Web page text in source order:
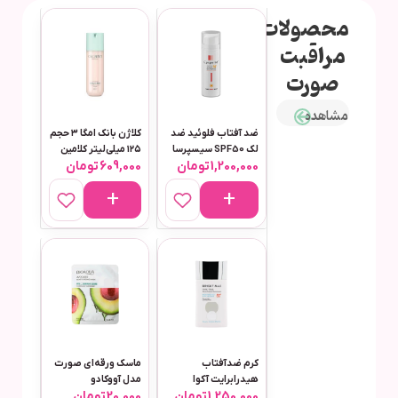
محصولات
مراقبت
صورت
مشاهده
ضد آفتاب فلوئید ضد
لک SPF50 سیسپرسا
50 میلی‌لیتر پمپی
1,200,000تومان
کلاژن بانک امگا ۳ حجم
۱۲۵ میلی‌لیتر کلامین
609,000تومان
کرم ضدآفتاب
هیدرابرایت آکوا
ماسک ورقه‌ای صورت
مدل آووکادو